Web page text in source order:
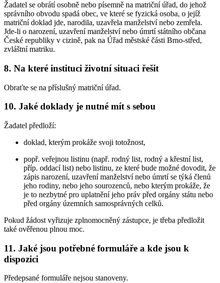
Žadatel se obrátí osobně nebo písemně na matriční úřad, do jehož
správního obvodu spadá obec, ve které se fyzická osoba, o jejíž
matriční doklad jde, narodila, uzavřela manželství nebo zemřela.
Jde-li o narození, uzavření manželství nebo úmrtí státního občana
České republiky v cizině, pak na Úřad městské části Brno-střed,
zvláštní matriku.
8. Na které instituci životní situaci řešit
Obraťte se na příslušný matriční úřad.
10. Jaké doklady je nutné mít s sebou
Žadatel předloží:
doklad, kterým prokáže svoji totožnost,
popř. veřejnou listinu (např. rodný list, rodný a křestní list,
příp. oddací list) nebo listinu, ze které bude možné dovodit, že
zápis narození, uzavření manželství nebo úmrtí se týká členů
jeho rodiny, nebo jeho sourozenců, nebo kterým prokáže, že
je to nezbytné pro uplatnění jeho práv před orgány státu nebo
před orgány územních samosprávných celků.
Pokud žádost vyřizuje zplnomocněný zástupce, je třeba předložit
také ověřenou plnou moc.
11. Jaké jsou potřebné formuláře a kde jsou k
dispozici
Předepsané formuláře nejsou stanoveny.